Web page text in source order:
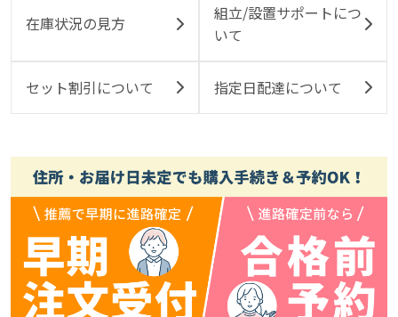
在庫状況の見方
組立/設置サポートにつ
いて
セット割引について 指定日配達について